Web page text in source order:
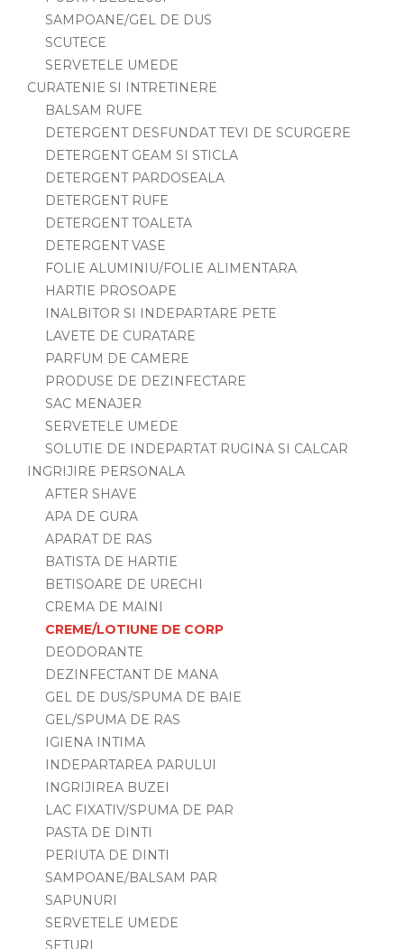
SAMPOANE/GEL DE DUS
SCUTECE
SERVETELE UMEDE
CURATENIE SI INTRETINERE
BALSAM RUFE
DETERGENT DESFUNDAT TEVI DE SCURGERE
DETERGENT GEAM SI STICLA
DETERGENT PARDOSEALA
DETERGENT RUFE
DETERGENT TOALETA
DETERGENT VASE
FOLIE ALUMINIU/FOLIE ALIMENTARA
HARTIE PROSOAPE
INALBITOR SI INDEPARTARE PETE
LAVETE DE CURATARE
PARFUM DE CAMERE
PRODUSE DE DEZINFECTARE
SAC MENAJER
SERVETELE UMEDE
SOLUTIE DE INDEPARTAT RUGINA SI CALCAR
INGRIJIRE PERSONALA
AFTER SHAVE
APA DE GURA
APARAT DE RAS
BATISTA DE HARTIE
BETISOARE DE URECHI
CREMA DE MAINI
CREME/LOTIUNE DE CORP
DEODORANTE
DEZINFECTANT DE MANA
GEL DE DUS/SPUMA DE BAIE
GEL/SPUMA DE RAS
IGIENA INTIMA
INDEPARTAREA PARULUI
INGRIJIREA BUZEI
LAC FIXATIV/SPUMA DE PAR
PASTA DE DINTI
PERIUTA DE DINTI
SAMPOANE/BALSAM PAR
SAPUNURI
SERVETELE UMEDE
SETURI